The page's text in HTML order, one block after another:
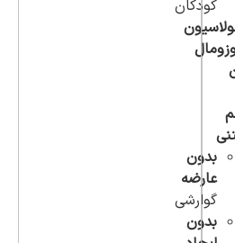
کودکان
بدون
عارضه
گوارشی
بدون